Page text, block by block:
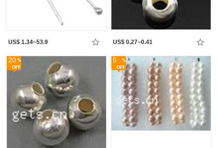
US$ 1.34~53.9 US$ 0.27~0.41
20 5